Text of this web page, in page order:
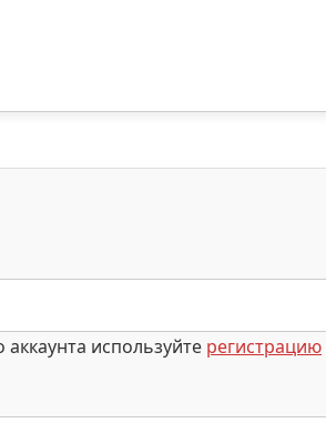
используйте регистрацию